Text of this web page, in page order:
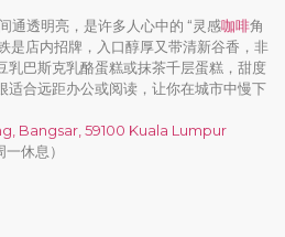
透明亮，是许多人心中的 “灵感咖啡角
是店内招牌，入口醇厚又带清新谷香，非
乳巴斯克乳酪蛋糕或抹茶千层蛋糕，甜度
适合远距办公或阅读，让你在城市中慢下
Bangsar, 59100 Kuala Lumpur
休息）